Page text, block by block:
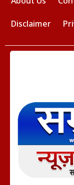
Disclaimer